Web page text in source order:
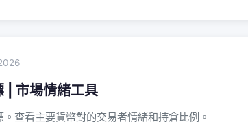
| 市場情緒工具
查看主要貨幣對的交易者情緒和持倉比例。